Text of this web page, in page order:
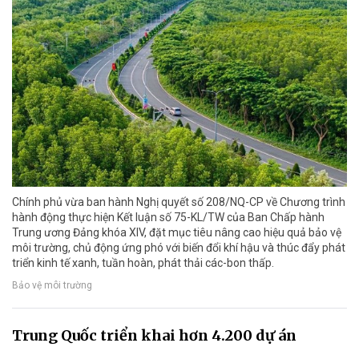
Chính phủ vừa ban hành Nghị quyết số 208/NQ-CP về Chương trình
hành động thực hiện Kết luận số 75-KL/TW của Ban Chấp hành
Trung ương Đảng khóa XIV, đặt mục tiêu nâng cao hiệu quả bảo vệ
môi trường, chủ động ứng phó với biến đổi khí hậu và thúc đẩy phát
triển kinh tế xanh, tuần hoàn, phát thải các-bon thấp.
Bảo vệ môi trường
Trung Quốc triển khai hơn 4.200 dự án